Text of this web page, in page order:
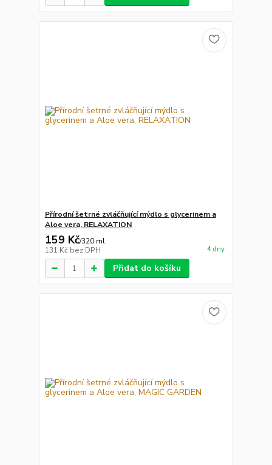
Přírodní šetrné zvláčňující mýdlo s glycerinem a
Aloe vera, RELAXATION
159 Kč/320 ml
131 Kč bez DPH 4 dny
Přidat do košíku